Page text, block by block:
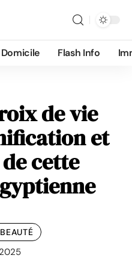
Domicile Flash Info
de vie
et
cette